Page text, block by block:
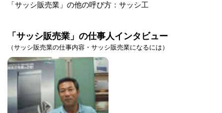
「サッシ販売業」の他の呼び方：サッシ工
「サッシ販売業」の仕事人インタビュー
（サッシ販売業の仕事内容・サッシ販売業になるには）